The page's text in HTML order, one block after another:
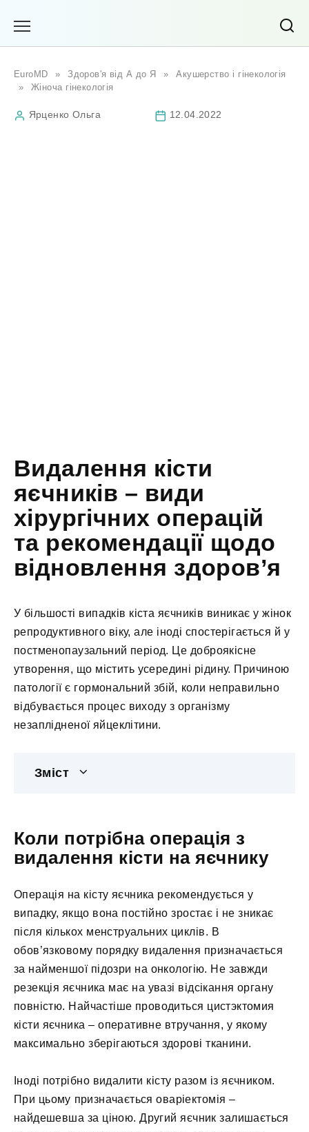
EuroMD » Здоров'я від А до Я »
Акушерство і гінекологія
»
Жіноча гінекологія
Ярценко Ольга 12.04.2022
Видалення кісти
яєчників – види
хірургічних операцій
та рекомендації щодо
відновлення здоров’я
У більшості випадків кіста яєчників виникає у жінок
репродуктивного віку, але іноді спостерігається й у
постменопаузальний період. Це доброякісне
утворення, що містить усередині рідину. Причиною
патології є гормональний збій, коли неправильно
відбувається процес виходу з організму
незаплідненої яйцеклітини.
Зміст
Коли потрібна операція з
видалення кісти на яєчнику
Операція на кісту яєчника рекомендується у
випадку, якщо вона постійно зростає і не зникає
після кількох менструальних циклів. В
обов’язковому порядку видалення призначається
за найменшої підозри на онкологію. Не завжди
резекція яєчника має на увазі відсікання органу
повністю. Найчастіше проводиться цистэктомия
кісти яєчника – оперативне втручання, у якому
максимально зберігаються здорові тканини.
Іноді потрібно видалити кісту разом із яєчником.
При цьому призначається оваріектомія –
найдешевша за ціною. Другий яєчник залишається